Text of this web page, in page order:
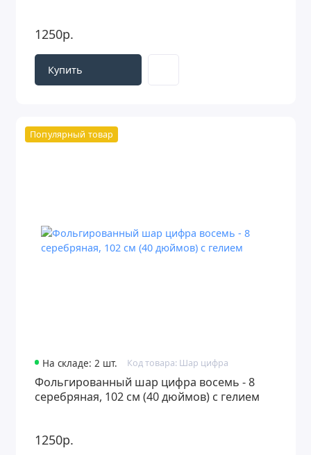
1250р.
Купить
Популярный товар
На складе: 2 шт. Код товара: Шар цифра
Фольгированный шар цифра восемь - 8
серебряная, 102 см (40 дюймов) с гелием
1250р.